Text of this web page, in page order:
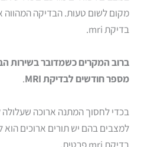
מקום לשום טעות. הבדיקה המהווה
בדיקת mri.
ברוב המקרים כשמדובר בשירות
מספר חודשים לבדיקת MRI
.
בכדי לחסוך המתנה ארוכה שעלולה
בדיקת mri פרטית.